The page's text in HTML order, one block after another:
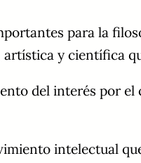
para la
y científica
del interés por
intelectual